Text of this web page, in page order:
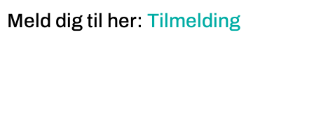
Meld dig til her: Tilmelding